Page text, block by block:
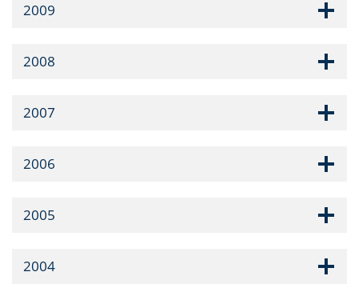
2009
2008
2007
2006
2005
2004